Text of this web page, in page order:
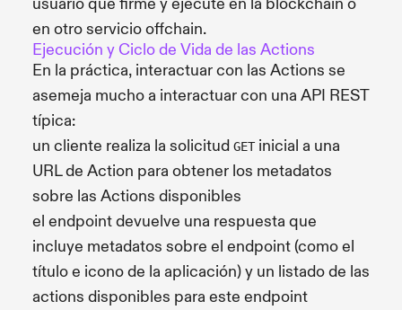
en otro servicio offchain.
Ejecución y Ciclo de Vida de las Actions
En la práctica, interactuar con las Actions se
asemeja mucho a interactuar con una API REST
típica:
un cliente realiza la solicitud GETinicial a una
URL de Action para obtener los metadatos
sobre las Actions disponibles
el endpoint devuelve una respuesta que
incluye metadatos sobre el endpoint (como el
título e icono de la aplicación) y un listado de las
actions disponibles para este endpoint